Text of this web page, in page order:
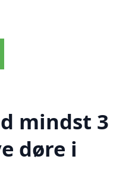
mindst 3
døre i